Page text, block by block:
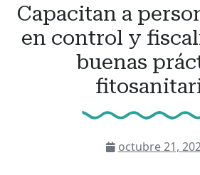
Capacitan a
en control y
buenas
octubre 21,